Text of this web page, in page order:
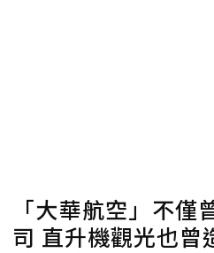
「大華航空」不
司 直升機觀光也曾